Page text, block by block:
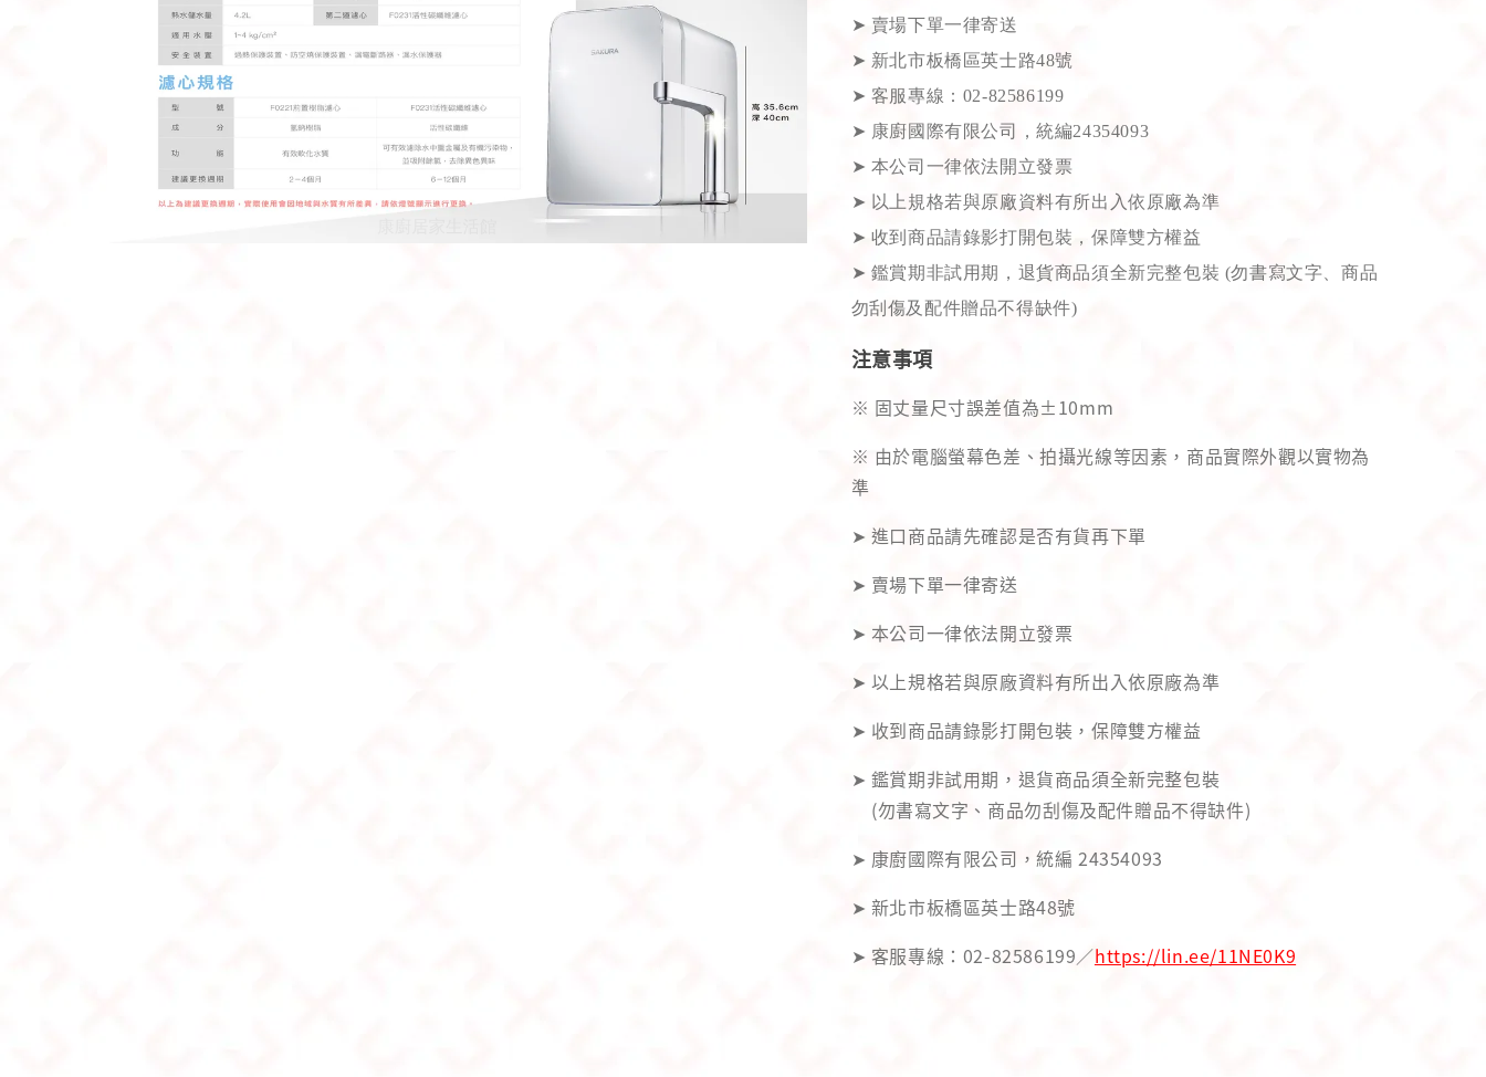
➤ 賣場下單一律寄送
➤ 新北市板橋區英士路48號
➤ 客服專線：02-82586199
➤ 康廚國際有限公司，統編24354093
➤ 本公司一律依法開立發票
➤ 以上規格若與原廠資料有所出入依原廠為準
➤ 收到商品請錄影打開包裝，保障雙方權益
➤ 鑑賞期非試用期，退貨商品須全新完整包裝 (勿書寫文字、商品
勿刮傷及配件贈品不得缺件)
注意事項
※ 固丈量尺寸誤差值為±10mm
※ 由於電腦螢幕色差、拍攝光線等因素，商品實際外觀以實物為
準
➤ 進口商品請先確認是否有貨再下單
➤ 賣場下單一律寄送
➤ 本公司一律依法開立發票
➤ 以上規格若與原廠資料有所出入依原廠為準
➤ 收到商品請錄影打開包裝，保障雙方權益
➤ 鑑賞期非試用期，退貨商品須全新完整包裝
(勿書寫文字、商品勿刮傷及配件贈品不得缺件)
➤ 康廚國際有限公司，統編 24354093
➤ 新北市板橋區英士路48號
➤ 客服專線：02-82586199／https://lin.ee/11NE0K9